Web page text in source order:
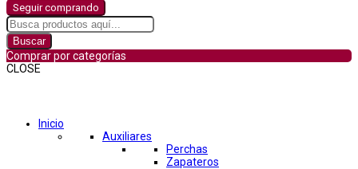
Seguir comprando
Buscar
Comprar por categorías
CLOSE
Inicio
Auxiliares
Perchas
Zapateros